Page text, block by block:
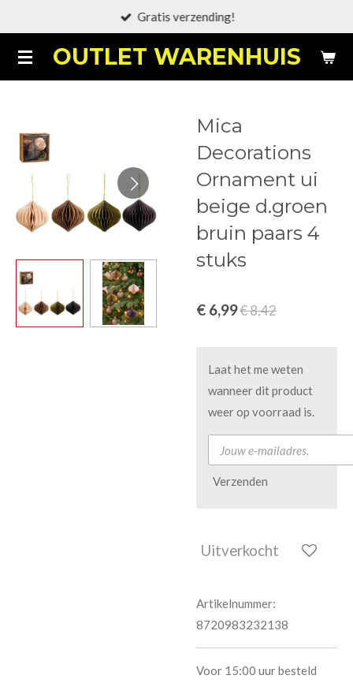
naar
de
OUTLET WARENHUIS
Gratis verzending!
Mica
Decorations
Ornament ui
beige d.groen
bruin paars 4
stuks
€ 6,99€ 8,42
Laat het me weten
wanneer dit product
weer op voorraad is.
Verzenden
Uitverkocht
Artikelnummer:
8720983232138
Voor 15:00 uur besteld